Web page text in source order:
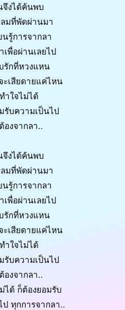
จึงได้ค้นพบ
มที่พัดผ่านมา
นรู้การจากลา
เพื่อผ่านเลยไป
รักที่หวงแหน
เสียดายแค่ไหน
ำใจไม่ได้
รับความเป็นไป
องจากลา..
จึงได้ค้นพบ
มที่พัดผ่านมา
นรู้การจากลา
เพื่อผ่านเลยไป
รักที่หวงแหน
เสียดายแค่ไหน
ำใจไม่ได้
รับความเป็นไป
องจากลา..
ได้ ก็ต้องยอมรับ
ป ทุกการจากลา..